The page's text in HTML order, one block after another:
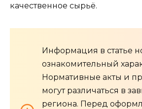
качественное сырьё.
Информация в статье
ознакомительный
Нормативные акты и
могут различаться в
региона. Перед